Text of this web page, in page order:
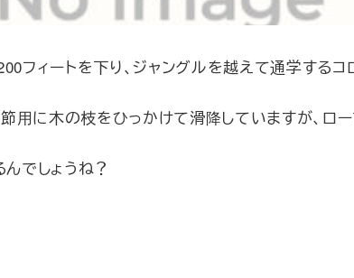
フィートを下り、ジャングルを越えて通学する
用に木の枝をひっかけて滑降していますが、ロ
んでしょうね？